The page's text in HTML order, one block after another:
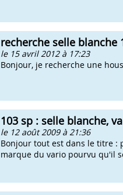
recherche selle blanche
le 15 avril 2012 à 17:23
Bonjour, je recherche une
103 sp : selle blanche,
le 12 août 2009 à 21:36
Bonjour tout est dans le titre :
marque du vario pourvu qu'il